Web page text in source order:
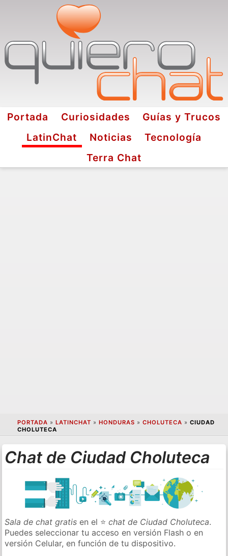
Portada Curiosidades
Guías y Trucos
LatinChat
Noticias
Tecnología
Terra Chat
PORTADA » LATINCHAT » HONDURAS » CHOLUTECA » CIUDAD
CHOLUTECA
Chat de Ciudad Choluteca
Sala de chat gratis en el ⭐chat de Ciudad Choluteca.
Puedes seleccionar tu acceso en versión Flash o en
versión Celular, en función de tu dispositivo.